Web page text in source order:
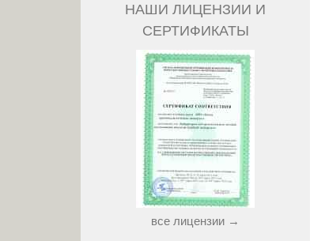
НАШИ ЛИЦЕНЗИИ И
СЕРТИФИКАТЫ
все лицензии →